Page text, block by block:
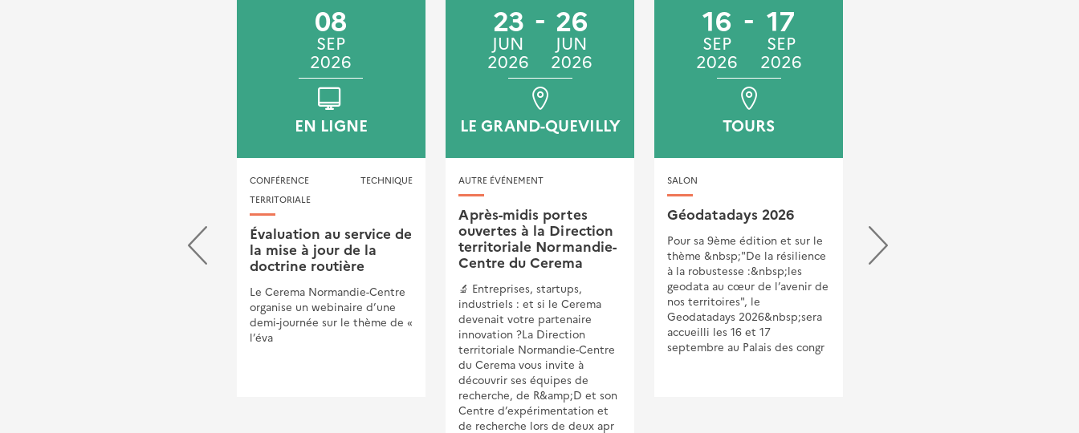
Qualité de l'air intérieur
08
SEP
2026
EN LIGNE
CONFÉRENCE TECHNIQUE
TERRITORIALE
Évaluation au service de
la mise à jour de la
doctrine routière
Le Cerema Normandie-Centre
organise un webinaire d’une
demi-journée sur le thème de «
l’éva
23
JUN
2026
26
JUN
2026
LE GRAND-QUEVILLY
AUTRE ÉVÉNEMENT
Après-midis portes
ouvertes à la Direction
territoriale Normandie-
Centre du Cerema
🔬 Entreprises, startups,
industriels : et si le Cerema
devenait votre partenaire
innovation ?La Direction
territoriale Normandie-Centre
du Cerema vous invite à
découvrir ses équipes de
recherche, de R&amp;D et son
Centre d’expérimentation et
de recherche lors de deux apr
16
SEP
2026
17
SEP
2026
TOURS
SALON
Géodatadays 2026
Pour sa 9ème édition et sur le
thème &nbsp;"De la résilience
à la robustesse :&nbsp;les
geodata au cœur de l’avenir de
nos territoires", le
Geodatadays 2026&nbsp;sera
accueilli les 16 et 17
septembre au Palais des congr
RNIT 2026 : Des territoires
adaptés au changement